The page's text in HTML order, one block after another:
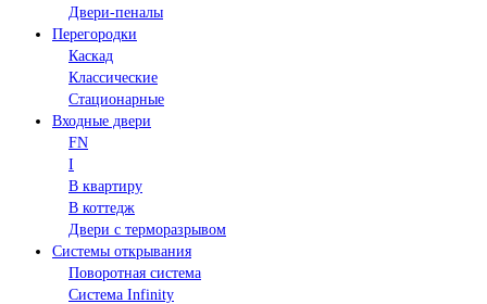
Двери-пеналы
Перегородки
Каскад
Классические
Стационарные
Входные двери
FN
I
В квартиру
В коттедж
Двери с терморазрывом
Системы открывания
Поворотная система
Система Infinity